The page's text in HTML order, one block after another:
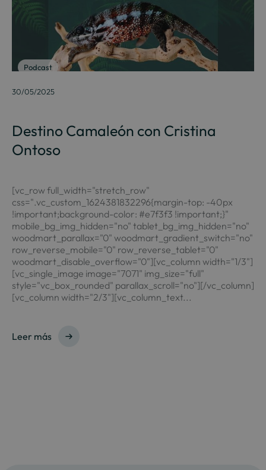
Podcast
30/05/2025
Destino Camaleón con Cristina
Ontoso
[vc_row full_width="stretch_row"
css=".vc_custom_1624381832296{margin-top: -40px
!important;background-color: #e7f3f3 !important;}"
mobile_bg_img_hidden="no" tablet_bg_img_hidden="no"
woodmart_parallax="0" woodmart_gradient_switch="no"
row_reverse_mobile="0" row_reverse_tablet="0"
woodmart_disable_overflow="0"][vc_column width="1/3"]
[vc_single_image image="7071" img_size="full"
style="vc_box_rounded" parallax_scroll="no"][/vc_column]
[vc_column width="2/3"][vc_column_text...
Leer más